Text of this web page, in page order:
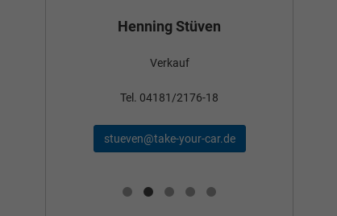
Henning Stüven
Verkauf
Tel. 04181/2176-18
stueven@take-your-car.de